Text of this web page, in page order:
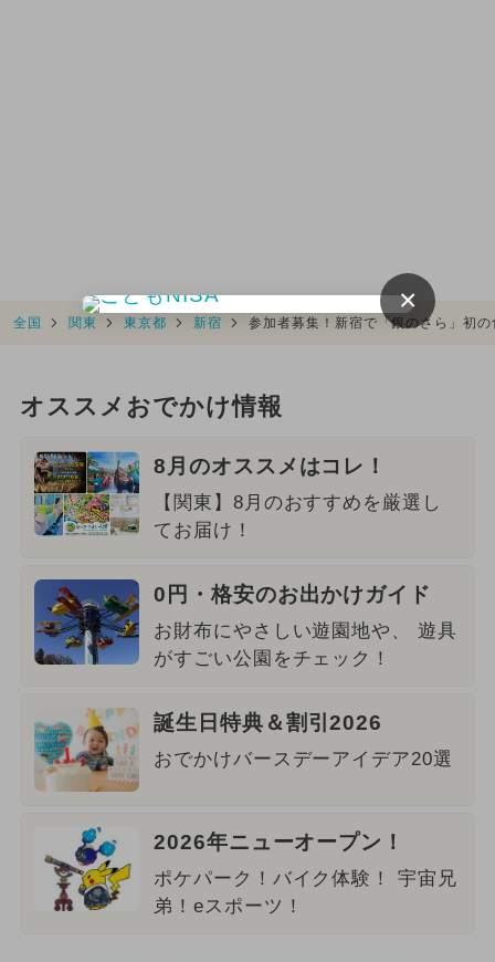
全国 関東 東京都 新宿 参加者募集！新宿で「銀のさら」初
オススメおでかけ情報
8月のオススメはコレ！
【関東】8月のおすすめを厳選し
てお届け！
0円・格安のお出かけガイド
お財布にやさしい遊園地や、 遊具
がすごい公園をチェック！
誕生日特典＆割引2026
おでかけバースデーアイデア20選
2026年ニューオープン！
ポケパーク！バイク体験！ 宇宙兄
弟！eスポーツ！
×